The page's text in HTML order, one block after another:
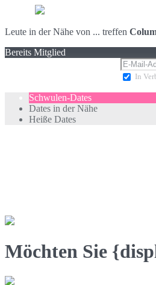
Leute in der Nähe von ... treffen
Bereits Mitglied
In
Schwulen-Dates
Dates in der Nähe
Heiße Dates
Möchten Sie